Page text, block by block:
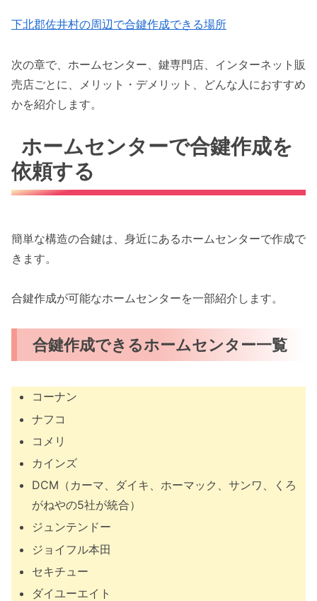
下北郡佐井村の周辺で合鍵作成できる場所
次の章で、ホームセンター、鍵専門店、インターネット販
売店ごとに、メリット・デメリット、どんな人におすすめ
かを紹介します。
ホームセンターで合鍵作成を
依頼する
簡単な構造の合鍵は、身近にあるホームセンターで作成で
きます。
合鍵作成が可能なホームセンターを一部紹介します。
合鍵作成できるホームセンター一覧
コーナン
ナフコ
コメリ
カインズ
DCM（カーマ、ダイキ、ホーマック、サンワ、くろ
がねやの5社が統合）
ジュンテンドー
ジョイフル本田
セキチュー
ダイユーエイト